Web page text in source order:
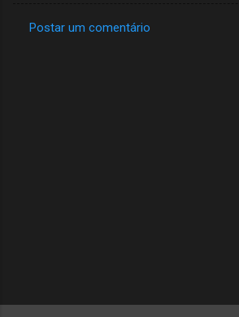
Postar um comentário